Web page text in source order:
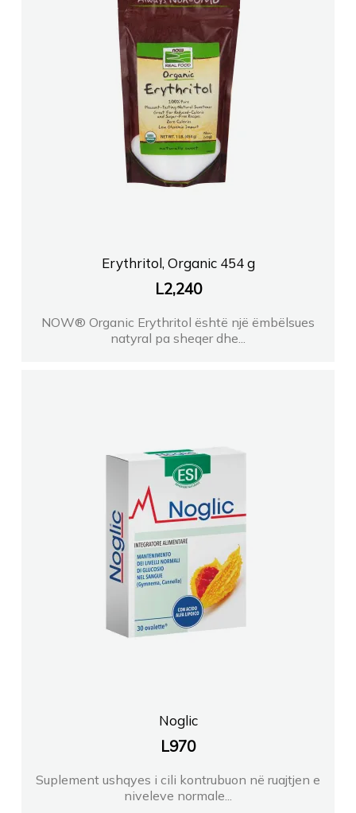
Erythritol, Organic 454 g
L2,240
NOW® Organic Erythritol është një ëmbëlsues
natyral pa sheqer dhe...
Noglic
L970
Suplement ushqyes i cili kontrubuon në ruajtjen e
niveleve normale...